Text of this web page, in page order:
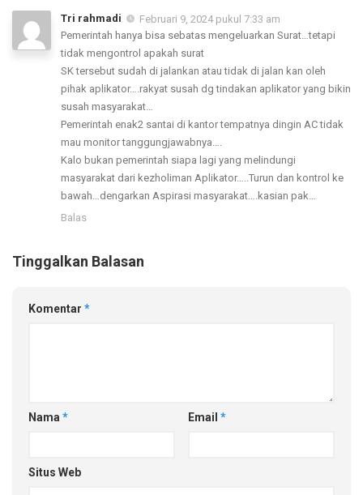
Tri rahmadi
Februari 9, 2024 pukul 7:33 am
Pemerintah hanya bisa sebatas mengeluarkan Surat…tetapi
tidak mengontrol apakah surat
SK tersebut sudah di jalankan atau tidak di jalan kan oleh
pihak aplikator….rakyat susah dg tindakan aplikator yang bikin
susah masyarakat…
Pemerintah enak2 santai di kantor tempatnya dingin AC tidak
mau monitor tanggungjawabnya….
Kalo bukan pemerintah siapa lagi yang melindungi
masyarakat dari kezholiman Aplikator…..Turun dan kontrol ke
bawah…dengarkan Aspirasi masyarakat….kasian pak…
Balas
Tinggalkan Balasan
Komentar *
Nama* Email *
Situs Web